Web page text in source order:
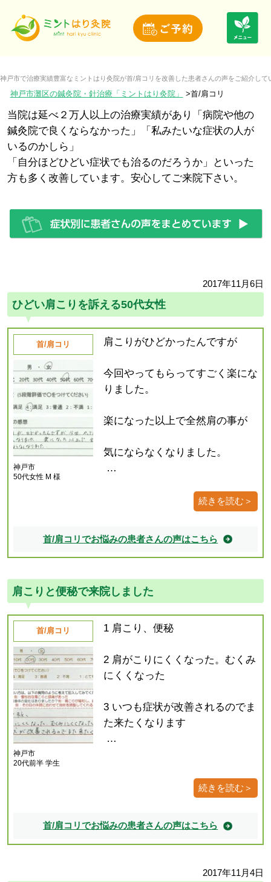
神戸市で治療実績豊富なミントはり灸院が首/肩コリを改善した患者さんの声をご紹介して
神戸市灘区の鍼灸院・針治療「ミントはり灸院」 首/肩コリ
当院は延べ２万人以上の治療実績があり「病院や他の
鍼灸院で良くならなかった」「私みたいな症状の人が
いるのかしら」
「自分ほどひどい症状でも治るのだろうか」といった
方も多く改善しています。安心してご来院下さい。
2017年11月6日
ひどい肩こりを訴える50代女性
首/肩コリ
神戸市
50代女性 M 様
肩こりがひどかったんですが
今回やってもらってすごく楽にな
りました。
楽になった以上で全然肩の事が
気にならなくなりました。
…
続きを読む＞
首/肩コリでお悩みの患者さんの声はこちら
肩こりと便秘で来院しました
首/肩コリ
神戸市
20代前半 学生
1 肩こり、便秘
2 肩がこりにくくなった。むくみ
にくくなった
3 いつも症状が改善されるのでま
た来たくなります
…
続きを読む＞
首/肩コリでお悩みの患者さんの声はこちら
2017年11月4日